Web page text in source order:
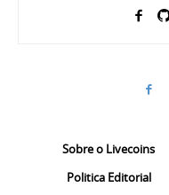
Sobre o Livecoins
Politica Editorial